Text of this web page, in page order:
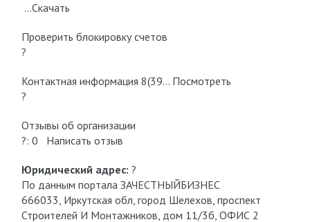
…Скачать
Проверить блокировку cчетов
?
Контактная информация 8(39… Посмотреть
?
Отзывы об организации
?: 0 Написать отзыв
Юридический адрес: ?
По данным портала ЗАЧЕСТНЫЙБИЗНЕС
666033, Иркутская обл, город Шелехов, проспект
Строителей И Монтажников, дом 11/3б, ОФИС 2